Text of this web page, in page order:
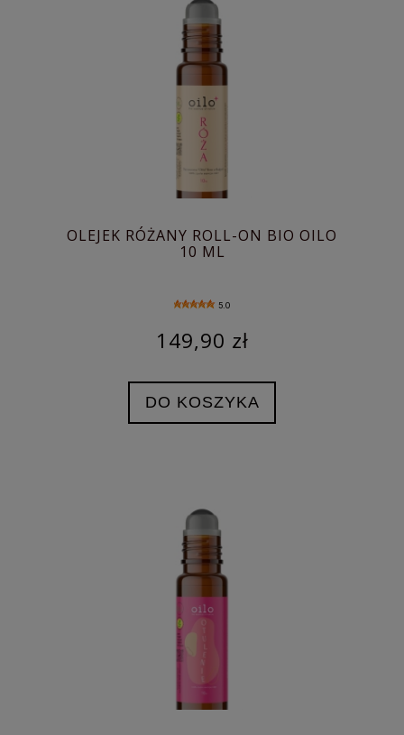
OLEJEK RÓŻANY ROLL-ON BIO OILO
10 ML
5.0
149,90 zł
DO KOSZYKA